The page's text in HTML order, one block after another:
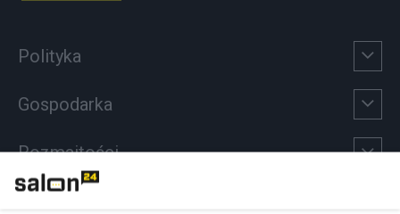
Polityka
Gospodarka
Rozmaitości